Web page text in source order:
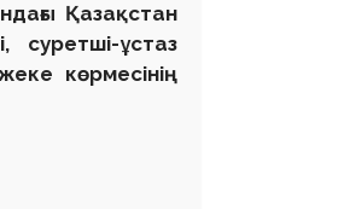
Қазақстан
ұстаз
көрмесінің